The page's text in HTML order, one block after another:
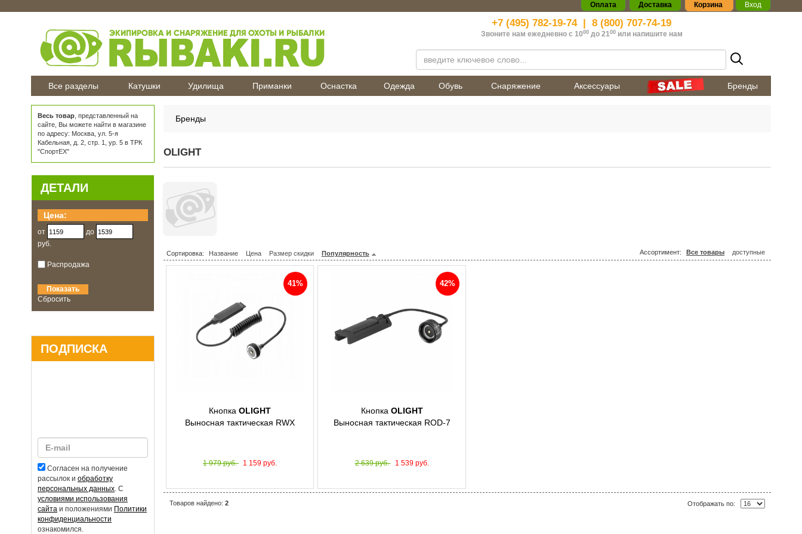
Оплата Доставка Корзина Вход
+7 (495) 782-19-74| 8 (800) 707-74-19
Звоните нам ежедневно с 1000до 2100 или напишите нам
Все разделы Катушки Удилища Приманки Оснастка Одежда Обувь Снаряжение Аксессуары Бренды
Бренды
OLIGHT
Сортировка: Название Цена Размер скидки Популярность Ассортимент: Все товары доступные
41%
Кнопка OLIGHT
Выносная тактическая RWX
1 979 руб. 1 159 руб.
42%
Кнопка OLIGHT
Выносная тактическая ROD-7
2 639 руб. 1 539 руб.
Товаров найдено: 2 Отображать по:
Весь товар , представленный на
сайте, Вы можете найти в магазине
по адресу: Москва, ул. 5-я
Кабельная, д. 2, стр. 1, ур. 5 в ТРК
"СпортЕХ"
ДЕТАЛИ
Цена:
от
до
руб.
Распродажа
Сбросить
ПОДПИСКА
Согласен на получение
рассылок и обработку
персональных данных. С
условиями использования
сайта и положениями Политики
конфиденциальности
ознакомился.